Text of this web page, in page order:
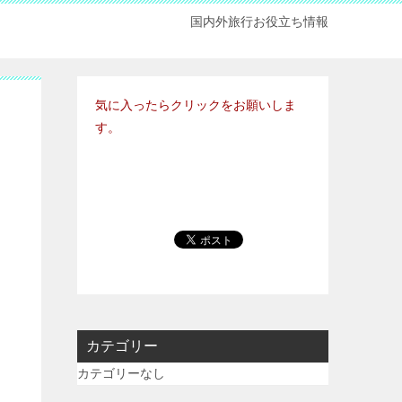
国内外旅行お役立ち情報
気に入ったらクリックをお願いしま
す。
カテゴリー
カテゴリーなし